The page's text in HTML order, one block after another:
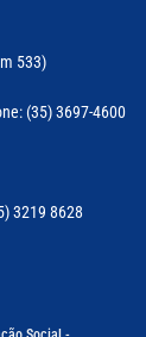
533)
(35) 3697-4600
3219 8628